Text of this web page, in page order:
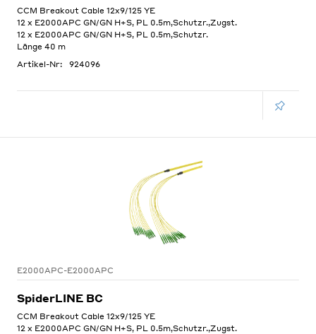
CCM Breakout Cable 12x9/125 YE
12 x E2000APC GN/GN H+S, PL 0.5m,Schutzr.,Zugst.
12 x E2000APC GN/GN H+S, PL 0.5m,Schutzr.
Länge 40 m
Artikel-Nr:
924096
E2000APC-E2000APC
SpiderLINE BC
CCM Breakout Cable 12x9/125 YE
12 x E2000APC GN/GN H+S, PL 0.5m,Schutzr.,Zugst.